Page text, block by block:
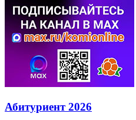
Абитуриент 2026